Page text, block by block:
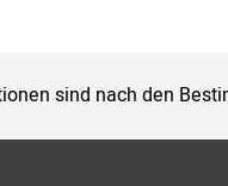
sind nach den